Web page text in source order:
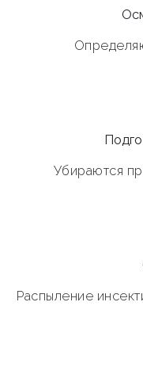
Убираются
Распыление